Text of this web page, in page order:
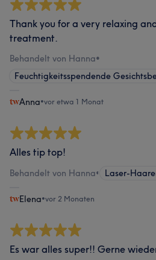
Thank you for a very relaxing
treatment.
Behandelt von Hanna•
Feuchtigkeitsspendende
Anna•vor etwa 1 Monat
Alles tip top!
Behandelt von Hanna• Laser-
Elena•vor 2 Monaten
Es war alles super!! Gerne